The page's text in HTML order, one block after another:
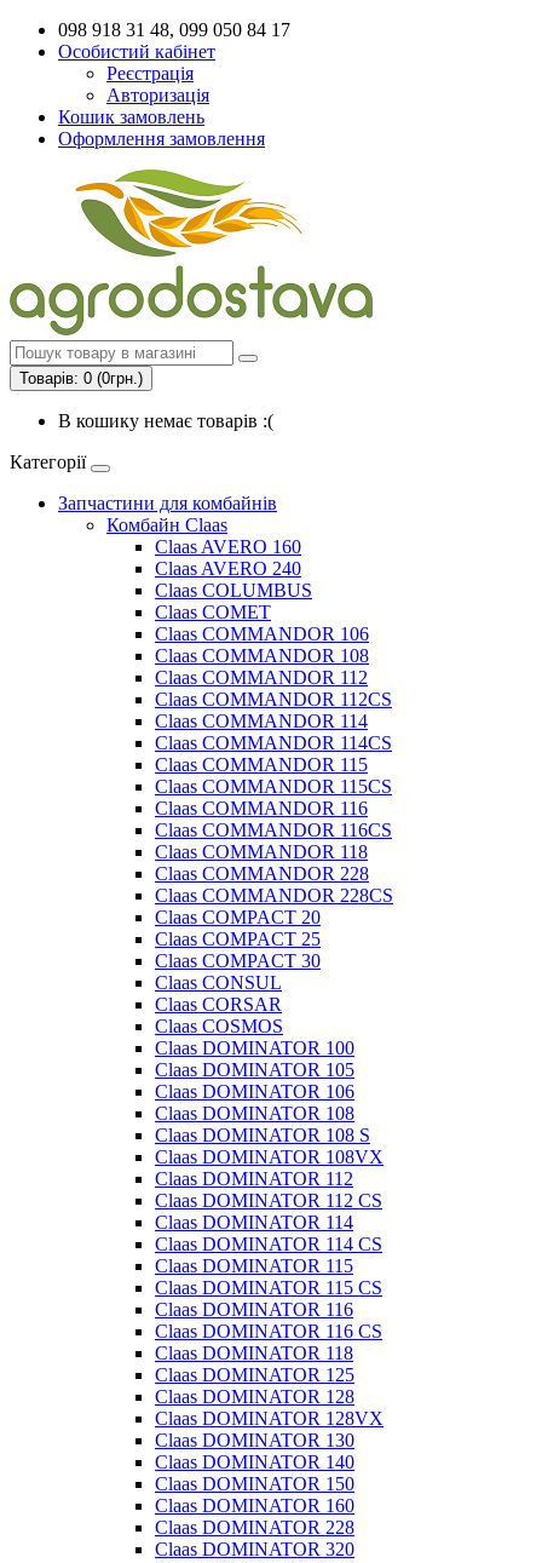
098 918 31 48, 099 050 84 17
Особистий кабінет
Реєстрація
Авторизація
Кошик замовлень
Оформлення замовлення
Товарів: 0 (0грн.)
В кошику немає товарів :(
Категорії
Запчастини для комбайнів
Комбайн Claas
Claas AVERO 160
Claas AVERO 240
Claas COLUMBUS
Claas COMET
Claas COMMANDOR 106
Claas COMMANDOR 108
Claas COMMANDOR 112
Claas COMMANDOR 112CS
Claas COMMANDOR 114
Claas COMMANDOR 114CS
Claas COMMANDOR 115
Claas COMMANDOR 115CS
Claas COMMANDOR 116
Claas COMMANDOR 116CS
Claas COMMANDOR 118
Claas COMMANDOR 228
Claas COMMANDOR 228CS
Claas COMPACT 20
Claas COMPACT 25
Claas COMPACT 30
Claas CONSUL
Claas CORSAR
Claas COSMOS
Claas DOMINATOR 100
Claas DOMINATOR 105
Claas DOMINATOR 106
Claas DOMINATOR 108
Claas DOMINATOR 108 S
Claas DOMINATOR 108VX
Claas DOMINATOR 112
Claas DOMINATOR 112 CS
Claas DOMINATOR 114
Claas DOMINATOR 114 CS
Claas DOMINATOR 115
Claas DOMINATOR 115 CS
Claas DOMINATOR 116
Claas DOMINATOR 116 CS
Claas DOMINATOR 118
Claas DOMINATOR 125
Claas DOMINATOR 128
Claas DOMINATOR 128VX
Claas DOMINATOR 130
Claas DOMINATOR 140
Claas DOMINATOR 150
Claas DOMINATOR 160
Claas DOMINATOR 228
Claas DOMINATOR 320